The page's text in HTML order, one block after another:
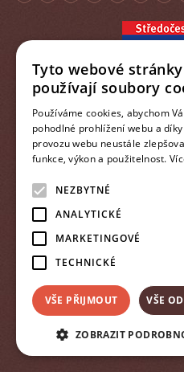
Tyto webové stránky
používají soubory
Používáme cookies, abychom
pohodlné prohlížení webu a
provozu webu neustále
funkce, výkon a použitelnost.
NEZBYTNÉ
ANALYTICKÉ
MARKETINGOVÉ
TECHNICKÉ
VŠE PŘIJMOUT VŠE
ZOBRAZIT